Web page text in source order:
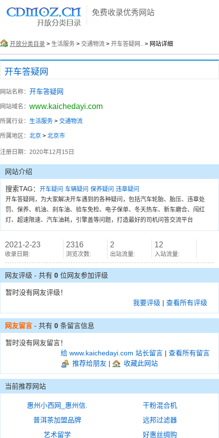
免费收录优秀网站
开放分类目录 > 生活服务 > 交通物流 > 开车答疑网.. > 网站详细
开车答疑网
网站名称： 开车答疑网
网站域名： www.kaichedayi.com
所属行业： 生活服务 > 交通物流
所属地区： 北京 > 北京市
注册日期： 2020年12月15日
网站介绍
搜索TAG： 开车疑问 车辆疑问 保养疑问 违章疑问
开车答疑网，为大家解决开车遇到的各种疑问，包括汽车轮胎、胎压、违章处
罚、保养、机油、刹车油、验车免检、电子保单、冬天热车、新车磨合、闯红
灯、超速限速、汽车油耗，引擎盖等问题，打造最好的司机问答交流平台
2021-2-23
收录日期:
2316
浏览次数:
2
出站流量:
12
入站流量:
网友评级 - 共有 0 位网友参加评级
暂时没有网友评级！
我要评级 | 查看所有评级
网友留言 - 共有 0 条留言信息
暂时没有网友留言！
给 www.kaichedayi.com 站长留言 | 查看所有留言
推荐给朋友 | 收藏此网站
当前推荐网站
惠州小西网_惠州信.
干粉混合机
普洱茶加盟品牌
远邦过滤器
艺术留学
好惠丝绸购